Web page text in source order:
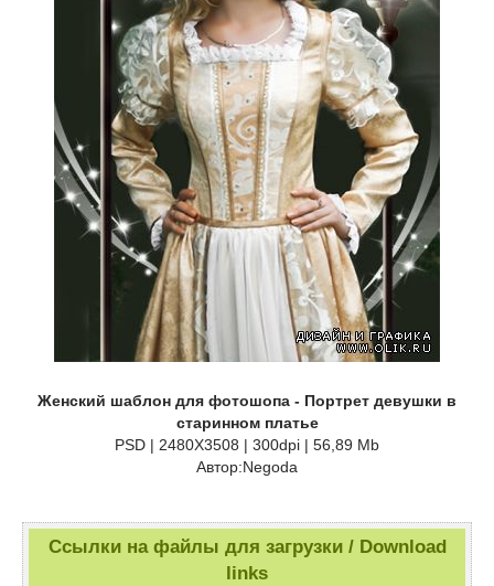
Женский шаблон для фотошопа - Портрет девушки в
старинном платье
PSD | 2480Х3508 | 300dpi | 56,89 Mb
Автор:Negoda
Ссылки на файлы для загрузки / Download
links